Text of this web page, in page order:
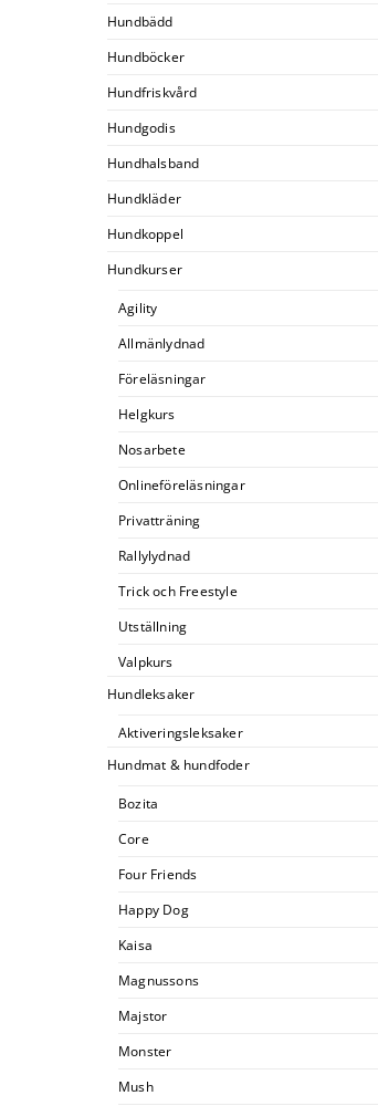
Hundbädd
Hundböcker
Hundfriskvård
Hundgodis
Hundhalsband
Hundkläder
Hundkoppel
Hundkurser
Agility
Allmänlydnad
Föreläsningar
Helgkurs
Nosarbete
Onlineföreläsningar
Privatträning
Rallylydnad
Trick och Freestyle
Utställning
Valpkurs
Hundleksaker
Aktiveringsleksaker
Hundmat & hundfoder
Bozita
Core
Four Friends
Happy Dog
Kaisa
Magnussons
Majstor
Monster
Mush